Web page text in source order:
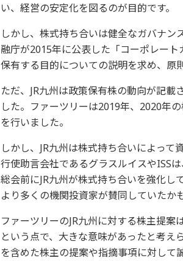
い、経営の安定化を図るのが目的です。
しかし、株式持ち合いは健全なガバナン
融庁が2015年に公表した「コーポレー
保有する目的についての説明を求め、原
ただ、JR九州は政策保有株の動向が記
した。ファーツリーは2019年、2020年
を行いました。
しかし、JR九州は株式持ち合いによっ
行使助言会社であるグラスルイスやISS
総会前にJR九州が株式持ち合いを強化
より多くの機関投資家が賛同していたか
ファーツリーのJR九州に対する株主提
という点で、大きな意味があったと考え
を含めた株主の提案や指摘事項に対して